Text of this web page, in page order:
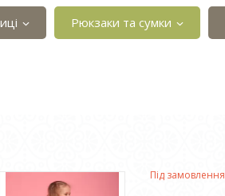
Рюкзаки та сумки
Під замовлення